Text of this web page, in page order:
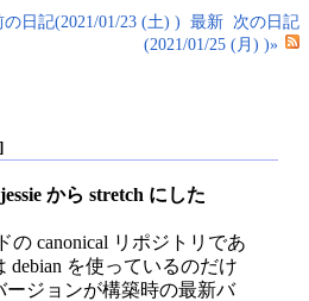
の日記(2021/01/23 (土) ) 最新 次の日記
(2021/01/25 (月) )»
]
から stretch にした
の canonical リポジトリであ
debian を使っているのだけ
ージョンが構築時の最新バ